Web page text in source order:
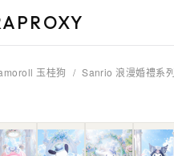
玉桂狗 / Sanrio 浪漫婚禮系